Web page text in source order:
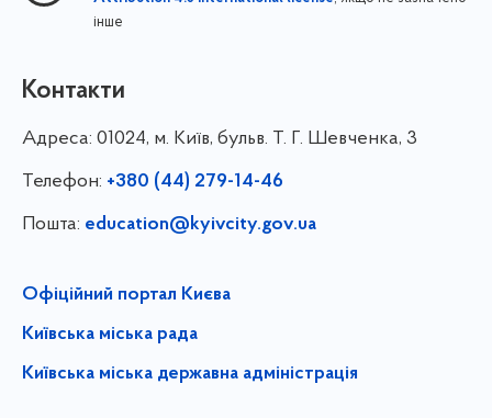
інше
Контакти
Адреса: 01024, м. Київ, бульв. Т. Г. Шевченка, 3
Телефон: +380 (44) 279-14-46
Пошта: education@kyivcity.gov.ua
Офіційний портал Києва
Київська міська рада
Київська міська державна адміністрація